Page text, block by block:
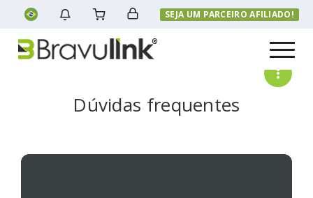
SEJA UM PARCEIRO AFILIADO!
Menu
Dúvidas frequentes